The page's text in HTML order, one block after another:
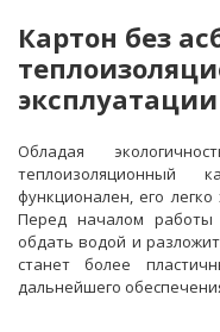
Картон без
эксплуатации
Обладая
теплоизоляционный
функционален, его
Перед началом работы
обдать водой и
станет более
дальнейшего